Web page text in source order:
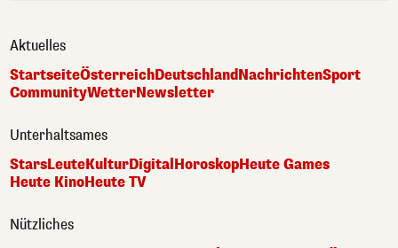
Aktuelles
StartseiteÖsterreichDeutschlandNachrichtenSport
CommunityWetterNewsletter
Unterhaltsames
StarsLeuteKulturDigital HoroskopHeute Games
Heute KinoHeute TV
Nützliches